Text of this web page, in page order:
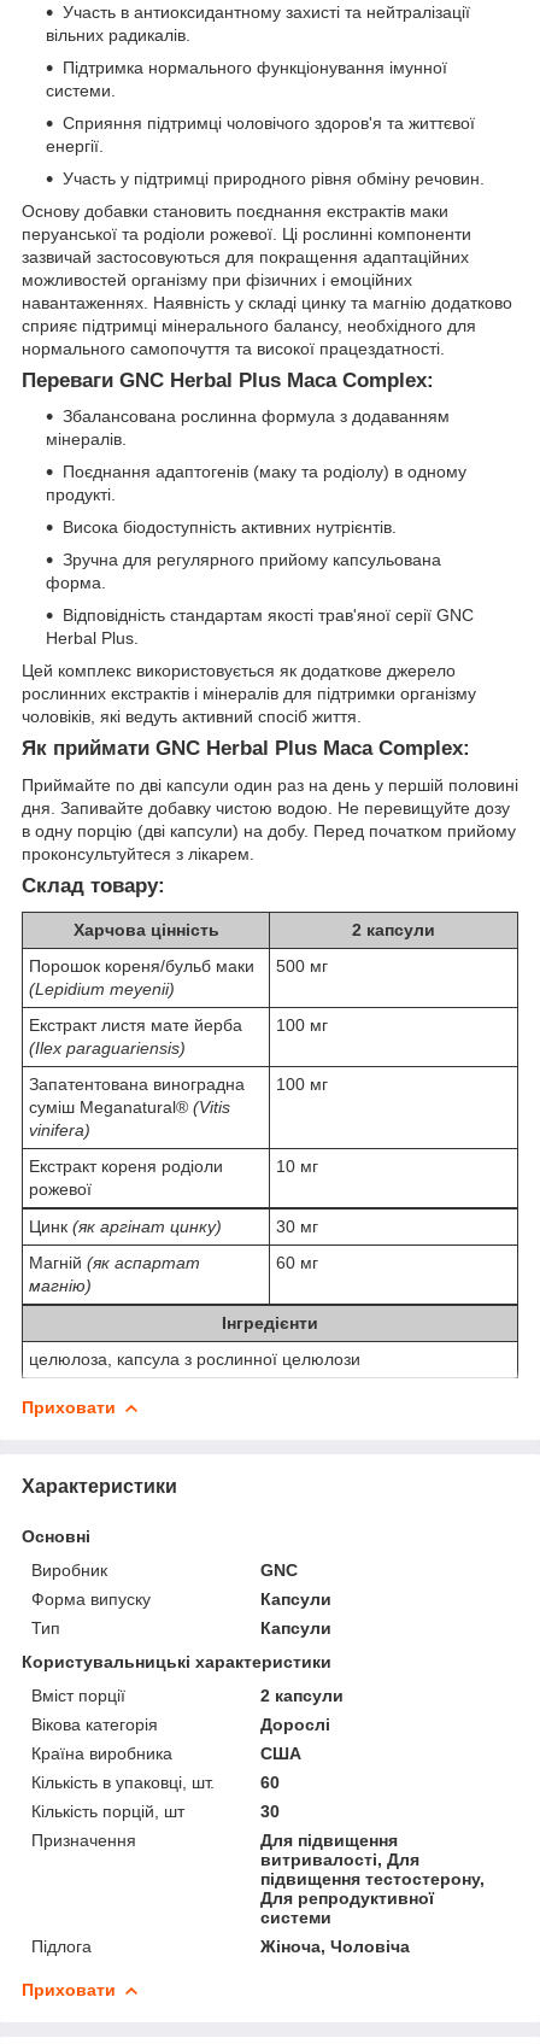
Участь в антиоксидантному захисті та нейтралізації
вільних радикалів.
Підтримка нормального функціонування імунної
системи.
Сприяння підтримці чоловічого здоров'я та життєвої
енергії.
Участь у підтримці природного рівня обміну речовин.
Основу добавки становить поєднання екстрактів маки
перуанської та родіоли рожевої. Ці рослинні компоненти
зазвичай застосовуються для покращення адаптаційних
можливостей організму при фізичних і емоційних
навантаженнях. Наявність у складі цинку та магнію додатково
сприяє підтримці мінерального балансу, необхідного для
нормального самопочуття та високої працездатності.
Переваги GNC Herbal Plus Maca Complex:
Збалансована рослинна формула з додаванням
мінералів.
Поєднання адаптогенів (маку та родіолу) в одному
продукті.
Висока біодоступність активних нутрієнтів.
Зручна для регулярного прийому капсульована
форма.
Відповідність стандартам якості трав'яної серії GNC
Herbal Plus.
Цей комплекс використовується як додаткове джерело
рослинних екстрактів і мінералів для підтримки організму
чоловіків, які ведуть активний спосіб життя.
Як приймати GNC Herbal Plus Maca Complex:
Приймайте по дві капсули один раз на день у першій половині
дня. Запивайте добавку чистою водою. Не перевищуйте дозу
в одну порцію (дві капсули) на добу. Перед початком прийому
проконсультуйтеся з лікарем.
Склад товару:
Харчова цінність
2 капсули
Порошок кореня/бульб маки
(Lepidium meyenii)
500 мг
Екстракт листя мате йерба
(Ilex paraguariensis)
100 мг
Запатентована виноградна
суміш Meganatural® (Vitis
vinifera)
100 мг
Екстракт кореня родіоли
рожевої
10 мг
Цинк (як аргінат цинку)
30 мг
Магній (як аспартат
магнію)
60 мг
Інгредієнти
целюлоза, капсула з рослинної целюлози
Приховати
Характеристики
Основні
Виробник
GNC
Форма випуску
Капсули
Тип
Капсули
Користувальницькі характеристики
Вміст порції
2 капсули
Вікова категорія
Дорослі
Країна виробника
США
Кількість в упаковці, шт.
60
Кількість порцій, шт
30
Призначення
Для підвищення
витривалості, Для
підвищення тестостерону,
Для репродуктивної
системи
Підлога
Жіноча, Чоловіча
Приховати